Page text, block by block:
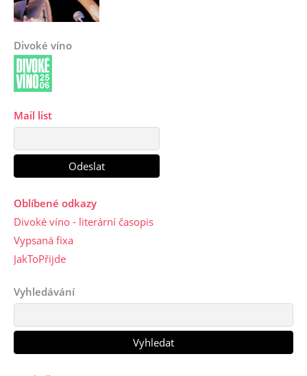
Divoké víno
Mail list
Oblíbené odkazy
Divoké víno - literární časopis
Vypsaná fixa
JakToPřijde
Vyhledávání